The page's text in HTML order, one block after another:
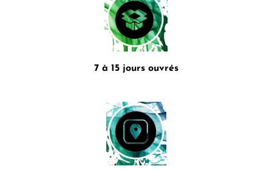
7 à 15 jours ouvrés